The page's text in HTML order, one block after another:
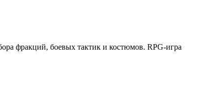
фракций, боевых тактик и костюмов. RPG-игра